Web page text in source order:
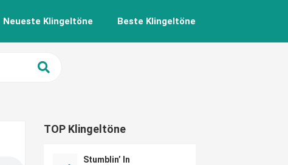
Neueste Klingeltöne Beste Klingeltöne
TOP Klingeltöne
Stumblin’ In